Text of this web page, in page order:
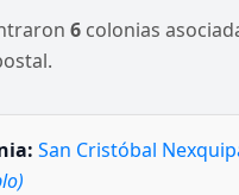
6 colonias
San Cristóbal